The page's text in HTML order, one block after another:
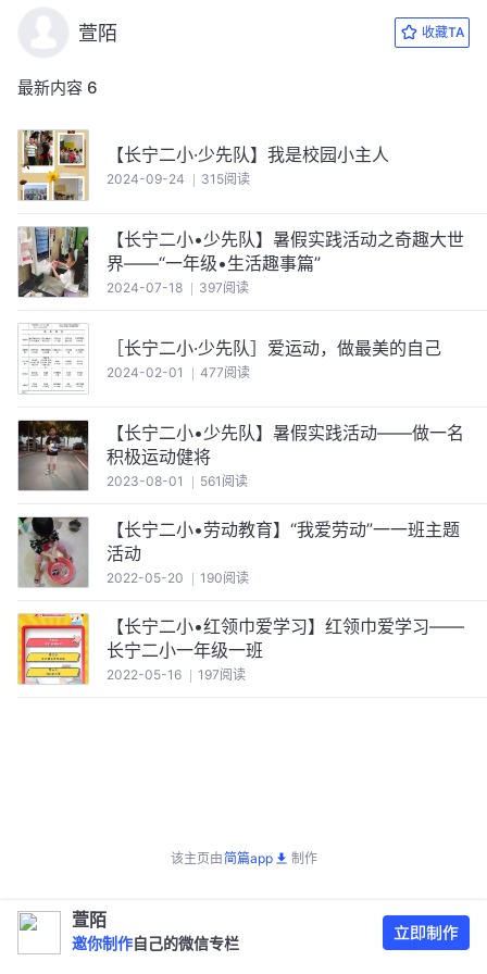
萱陌 收藏TA
最新内容 6
【长宁二小·少先队】我是校园小主人
2024-09-24 315阅读
【长宁二小•少先队】暑假实践活动之奇趣大世
界——“一年级•生活趣事篇”
2024-07-18 397阅读
［长宁二小·少先队］爱运动，做最美的自己
2024-02-01 477阅读
【长宁二小•少先队】暑假实践活动——做一名
积极运动健将
2023-08-01 561阅读
【长宁二小•劳动教育】“我爱劳动”一一班主题
活动
2022-05-20 190阅读
【长宁二小•红领巾爱学习】红领巾爱学习——
长宁二小一年级一班
2022-05-16 197阅读
该主页由简篇app 制作
萱陌
邀你制作 自己的微信专栏